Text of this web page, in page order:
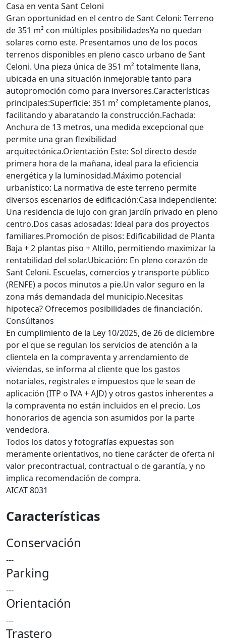
Casa en venta Sant Celoni
Gran oportunidad en el centro de Sant Celoni: Terreno
de 351 m² con múltiples posibilidadesYa no quedan
solares como este. Presentamos uno de los pocos
terrenos disponibles en pleno casco urbano de Sant
Celoni. Una pieza única de 351 m² totalmente llana,
ubicada en una situación inmejorable tanto para
autopromoción como para inversores.Características
principales:Superficie: 351 m² completamente planos,
facilitando y abaratando la construcción.Fachada:
Anchura de 13 metros, una medida excepcional que
permite una gran flexibilidad
arquitectónica.Orientación Este: Sol directo desde
primera hora de la mañana, ideal para la eficiencia
energética y la luminosidad.Máximo potencial
urbanístico: La normativa de este terreno permite
diversos escenarios de edificación:Casa independiente:
Una residencia de lujo con gran jardín privado en pleno
centro.Dos casas adosadas: Ideal para dos proyectos
familiares.Promoción de pisos: Edificabilidad de Planta
Baja + 2 plantas piso + Altillo, permitiendo maximizar la
rentabilidad del solar.Ubicación: En pleno corazón de
Sant Celoni. Escuelas, comercios y transporte público
(RENFE) a pocos minutos a pie.Un valor seguro en la
zona más demandada del municipio.Necesitas
hipoteca? Ofrecemos posibilidades de financiación.
Consúltanos
En cumplimiento de la Ley 10/2025, de 26 de diciembre
por el que se regulan los servicios de atención a la
clientela en la compraventa y arrendamiento de
viviendas, se informa al cliente que los gastos
notariales, registrales e impuestos que le sean de
aplicación (ITP o IVA + AJD) y otros gastos inherentes a
la compraventa no están incluidos en el precio. Los
honorarios de agencia son asumidos por la parte
vendedora.
Todos los datos y fotografías expuestas son
meramente orientativos, no tiene carácter de oferta ni
valor precontractual, contractual o de garantía, y no
implica recomendación de compra.
AICAT 8031
Características
Conservación
---
Parking
---
Orientación
---
Trastero